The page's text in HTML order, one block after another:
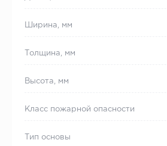
Ширина, мм
Толщина, мм
Высота, мм
Класс пожарной опасности
Тип основы